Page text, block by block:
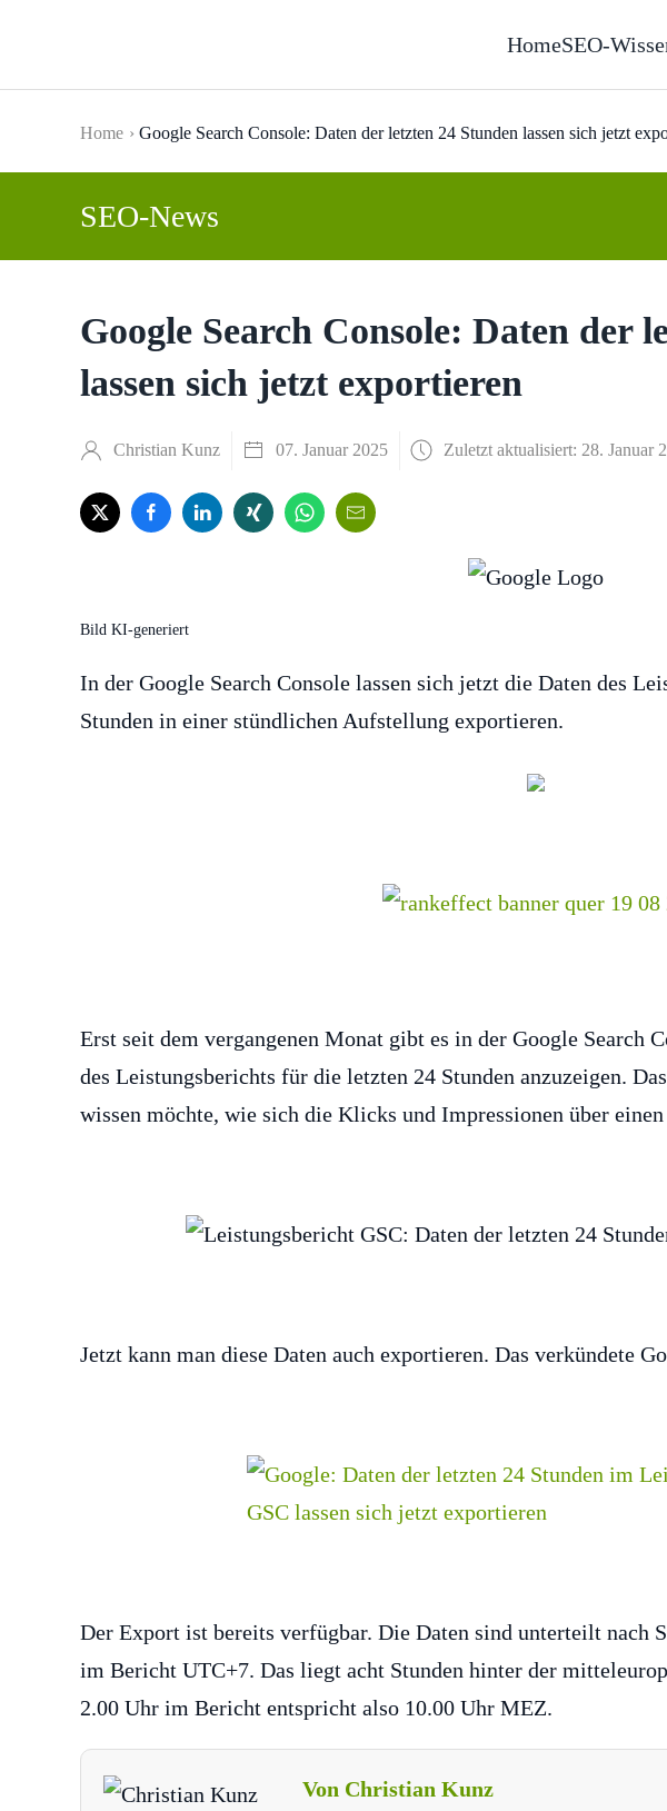
HomeSEO-
Home Google Search Console: Daten der letzten 24 Stunden lassen sich jetzt
SEO-News
Google Search Console: Daten der
lassen sich jetzt exportieren
Christian Kunz 07. Januar 2025 Zuletzt aktualisiert: 28. Januar
Bild KI-generiert
In der Google Search Console lassen sich jetzt die Daten des
Stunden in einer stündlichen Aufstellung exportieren.
Erst seit dem vergangenen Monat gibt es in der Google Search
des Leistungsberichts für die letzten 24 Stunden anzuzeigen.
wissen möchte, wie sich die Klicks und Impressionen über
Jetzt kann man diese Daten auch exportieren. Das verkündete
Der Export ist bereits verfügbar. Die Daten sind unterteilt nach
im Bericht UTC+7. Das liegt acht Stunden hinter der
2.00 Uhr im Bericht entspricht also 10.00 Uhr MEZ.
Von Christian Kunz